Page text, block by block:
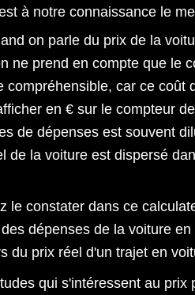
à notre connaissance le
on parle du prix de la
ne prend en compte que le
compréhensible, car ce coût
en € sur le compteur
de dépenses est souvent
de la voiture est dispersé
le constater dans ce
dépenses de la voiture
du prix réel d'un trajet en
qui s'intéressent au prix